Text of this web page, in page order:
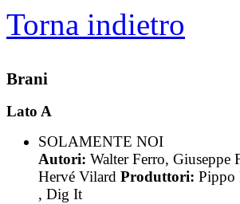
Torna indietro
Brani
Lato A
SOLAMENTE NOI
Autori: Walter Ferro, Giuseppe
Hervé Vilard Produttori: Pippo
, Dig It